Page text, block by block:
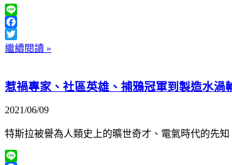
Line
Facebook
Twitter
繼續閱讀 »
惹禍專家、社區英雄、捕鴉冠軍到製造水
2021/06/09
特斯拉被譽為人類史上的曠世奇才、電氣時代的先